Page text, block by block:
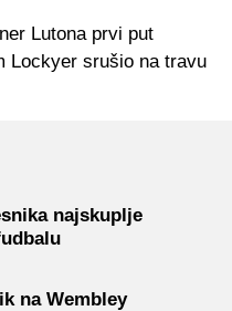
Lutona prvi put
Lockyer srušio na travu
najskuplje
na Wembley